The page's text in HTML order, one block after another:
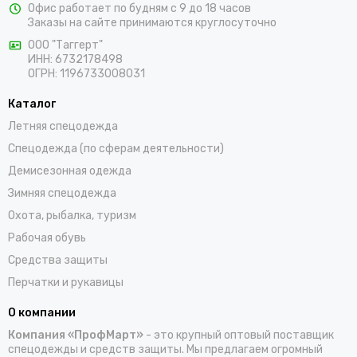
предлагаем выбрать костюмы, комбинезоны, куртки, халаты,
жилеты, фартуки, головные уборы и трикотажные изделия для
работы. Доставка заказов осуществляется по Заречному и
всей России проверенными транспортными компаниями.
Офис работает по будням с 9 до 18 часов
Заказы на сайте принимаются круглосуточно
ООО "Таггерт"
ИНН: 6732178498
ОГРН: 1196733008031
Каталог
Летняя спецодежда
Спецодежда (по сферам деятельности)
Демисезонная одежда
Зимняя спецодежда
Охота, рыбалка, туризм
Рабочая обувь
Средства защиты
Перчатки и рукавицы
О компании
Компания «ПрофМарт» - это крупный оптовый поставщик
спецодежды и средств защиты. Мы предлагаем огромный